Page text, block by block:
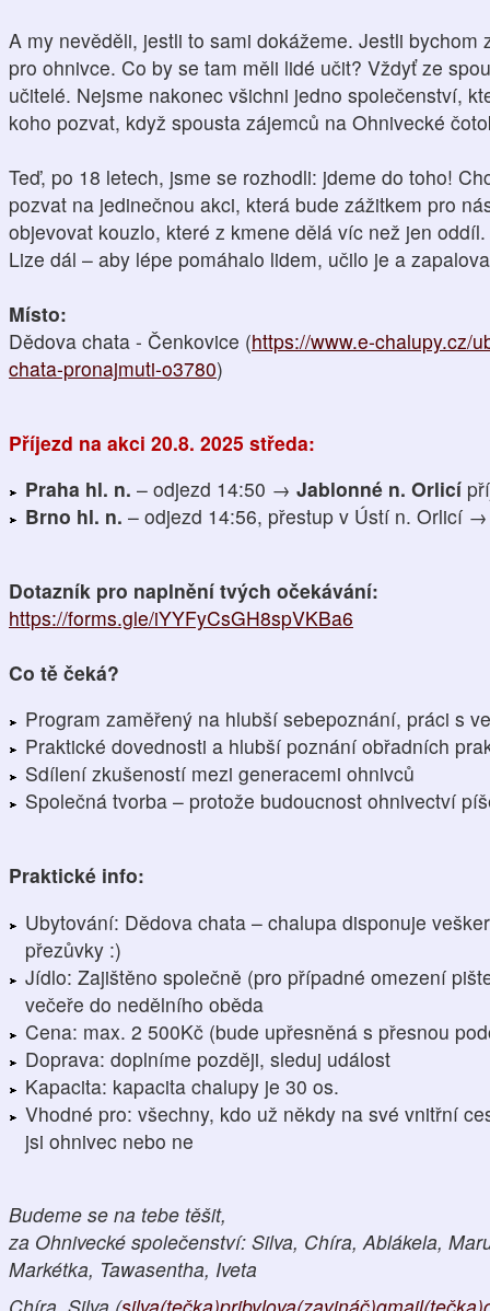
A my nevěděli, jestli to sami dokážeme. Jestli bychom
pro ohnivce. Co by se tam měli lidé učit? Vždyť ze
učitelé. Nejsme nakonec všichni jedno společenství,
koho pozvat, když spousta zájemců na Ohnivecké
Teď, po 18 letech, jsme se rozhodli: jdeme do toho!
pozvat na jedinečnou akci, která bude zážitkem pro
objevovat kouzlo, které z kmene dělá víc než jen
Lize dál – aby lépe pomáhalo lidem, učilo je a
Místo:
Dědova chata - Čenkovice (https://www.e-chalupy.cz/
chata-pronajmuti-o3780)
Příjezd na akci 20.8. 2025 středa:
Praha hl. n. – odjezd 14:50 → Jablonné n. Orlicí
Brno hl. n. – odjezd 14:56, přestup v Ústí n. Orlicí →
Dotazník pro naplnění tvých očekávání:
https://forms.gle/iYYFyCsGH8spVKBa6
Co tě čeká?
Program zaměřený na hlubší sebepoznání, práci s
Praktické dovednosti a hlubší poznání obřadních
Sdílení zkušeností mezi generacemi ohnivců
Společná tvorba – protože budoucnost ohnivectví
Praktické info:
Ubytování: Dědova chata – chalupa disponuje
přezůvky :)
Jídlo: Zajištěno společně (pro případné omezení
večeře do nedělního oběda
Cena: max. 2 500Kč (bude upřesněná s přesnou
Doprava: doplníme později, sleduj událost
Kapacita: kapacita chalupy je 30 os.
Vhodné pro: všechny, kdo už někdy na své vnitřní
jsi ohnivec nebo ne
Budeme se na tebe těšit,
za Ohnivecké společenství: Silva, Chíra, Ablákela,
Markétka, Tawasentha, Iveta